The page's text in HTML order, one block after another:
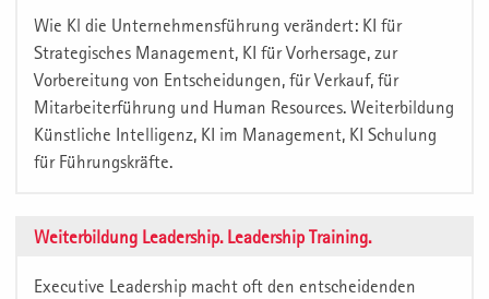
Wie Kl die Unternehmensführung verändert: KI für
Strategisches Management, KI für Vorhersage, zur
Vorbereitung von Entscheidungen, für Verkauf, für
Mitarbeiterführung und Human Resources. Weiterbildung
Künstliche Intelligenz, KI im Management, KI Schulung
für Führungskräfte.
Weiterbildung Leadership. Leadership Training.
Executive Leadership macht oft den entscheidenden